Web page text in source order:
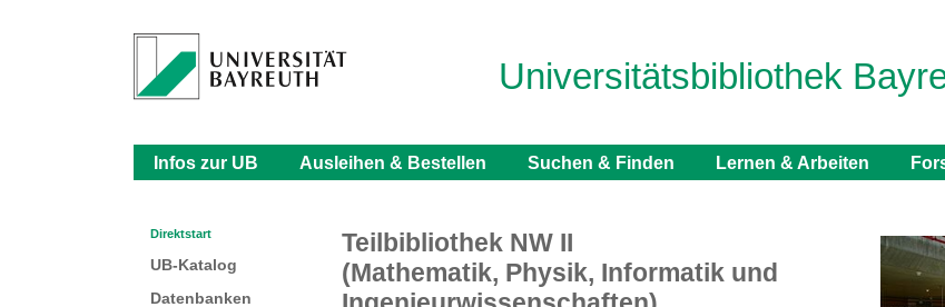
Universitätsbibliothek
Direktstart
UB-Katalog
Datenbanken
Infos zur UB Ausleihen & Bestellen Suchen & Finden Lernen & Arbeiten
Teilbibliothek NW II
(Mathematik, Physik, Informatik und